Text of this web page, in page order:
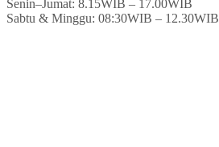
Senin–Jumat: 8.15WIB – 17.00WIB
Sabtu & Minggu: 08:30WIB – 12.30WIB